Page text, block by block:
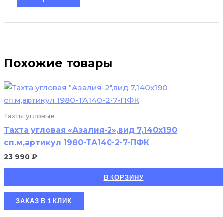
Похожие товары
Тахты угловые
Тахта угловая «Азалия-2»,вид 7,140х190
сп.м,артикул 1980-ТА140-2-7-ПФК
23 990 ₽
В КОРЗИНУ
ЗАКАЗ В 1 КЛИК